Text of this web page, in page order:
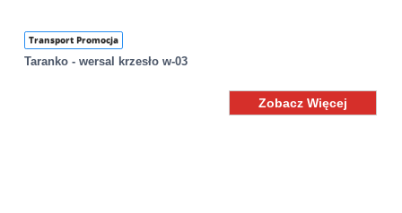
Transport Promocja
Taranko - wersal krzesło w-03
Zobacz Więcej